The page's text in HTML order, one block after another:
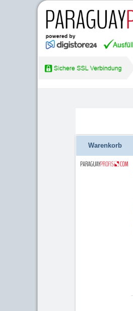
Warenkorb